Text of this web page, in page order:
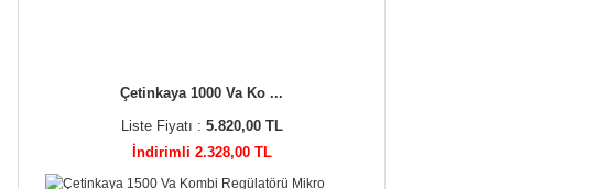
Çetinkaya 1000 Va Ko ...
Liste Fiyatı : 5.820,00 TL
İndirimli 2.328,00 TL